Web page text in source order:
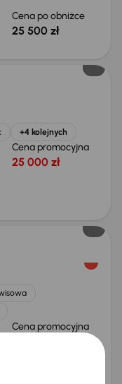
Cena po obniżce
25 500 zł
+4 kolejnych
Cena promocyjna
25 000 zł
Cena promocyjna